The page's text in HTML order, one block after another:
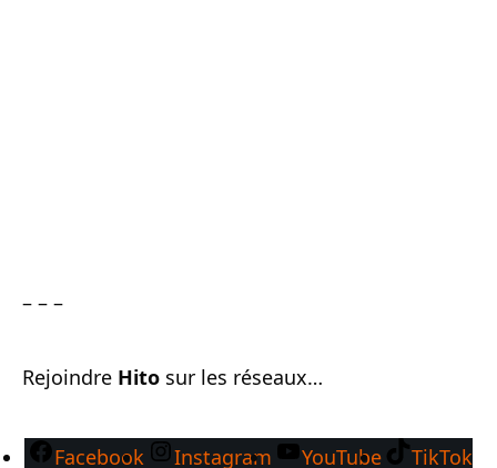
– – –
Rejoindre Hito sur les réseaux…
Facebook Instagram YouTube TikTok